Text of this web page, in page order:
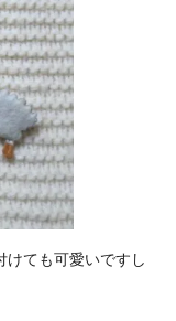
けても可愛いですし